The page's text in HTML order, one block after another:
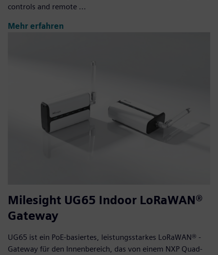
controls and remote ...
Mehr erfahren
Milesight UG65 Indoor LoRaWAN®
Gateway
UG65 ist ein PoE-basiertes, leistungsstarkes LoRaWAN® -
Gateway für den Innenbereich, das von einem NXP Quad-